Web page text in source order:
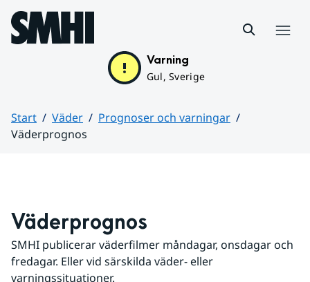
Hoppa till sidans innehåll
Varning
Gul, Sverige
Start Väder
Prognoser och varningar
Väderprognos
Väderprognos
SMHI publicerar väderfilmer måndagar, onsdagar och
fredagar. Eller vid särskilda väder- eller
varningssituationer.